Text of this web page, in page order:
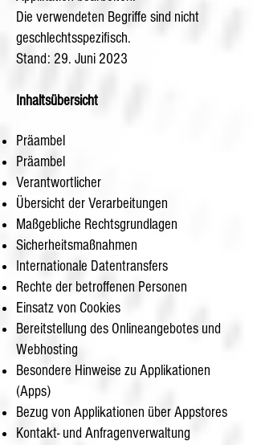
Die verwendeten Begriffe sind nicht
geschlechtsspezifisch.
Stand: 29. Juni 2023
Inhaltsübersicht
Präambel
Präambel
Verantwortlicher
Übersicht der Verarbeitungen
Maßgebliche Rechtsgrundlagen
Sicherheitsmaßnahmen
Internationale Datentransfers
Rechte der betroffenen Personen
Einsatz von Cookies
Bereitstellung des Onlineangebotes und
Webhosting
Besondere Hinweise zu Applikationen
(Apps)
Bezug von Applikationen über Appstores
Kontakt- und Anfragenverwaltung